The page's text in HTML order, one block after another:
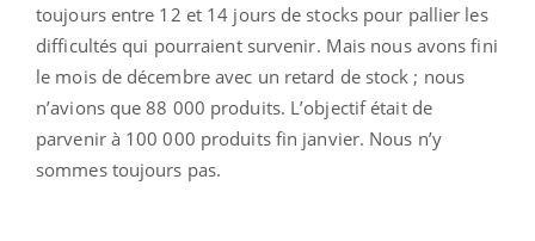
toujours entre 12 et 14 jours de stocks pour pallier les
difficultés qui pourraient survenir. Mais nous avons fini
le mois de décembre avec un retard de stock ; nous
n’avions que 88 000 produits. L’objectif était de
parvenir à 100 000 produits fin janvier. Nous n’y
sommes toujours pas.